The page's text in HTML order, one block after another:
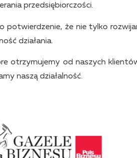
przedsiębiorczości.
potwierdzenie, że nie tylko
działania.
otrzymujemy od naszych
naszą działalność.